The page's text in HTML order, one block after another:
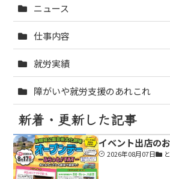
ニュース
仕事内容
就労実績
障がいや就労支援のあれこれ
新着・更新した記事
イベント出店の
2026年08月07日